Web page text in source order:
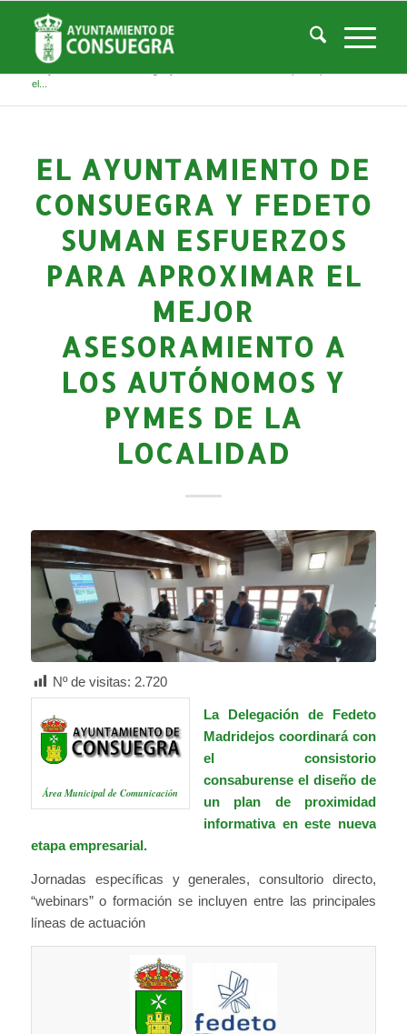
Noticias
Usted está aquí: Inicio / Noticias
Empleo y Desarrollo
/ Noticias Empresas y Desarrollo Local
el...
EL AYUNTAMIENTO DE
CONSUEGRA Y FEDETO
SUMAN ESFUERZOS
PARA APROXIMAR EL
MEJOR
ASESORAMIENTO A
LOS AUTÓNOMOS Y
PYMES DE LA
LOCALIDAD
Nº de visitas: 2.720
Área Municipal de Comunicación
La Delegación de Fedeto
Madridejos coordinará con
el consistorio
consaburense el diseño de
un plan de proximidad
informativa en este nueva
etapa empresarial.
Jornadas específicas y generales, consultorio directo,
“webinars” o formación se incluyen entre las principales
líneas de actuación